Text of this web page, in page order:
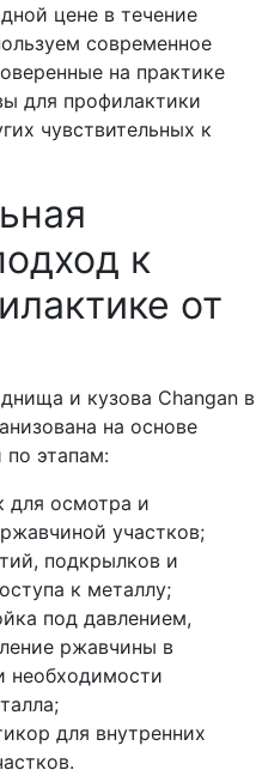
цене в течение
современное
на практике
для профилактики
чувствительных к
к
от
и кузова Сhangan в
на основе
по этапам:
для осмотра и
участков;
подкрылков и
к металлу;
под давлением,
ржавчины в
необходимости
для внутренних